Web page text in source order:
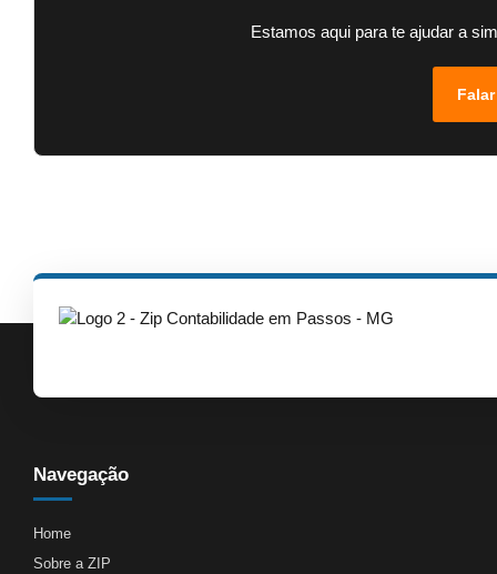
Estamos aqui para te ajudar a
Navegação
Home
Sobre a ZIP